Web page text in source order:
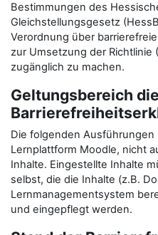
Bestimmungen des
Gleichstellungsgesetz
Verordnung über
zur Umsetzung der Richtlinie
zugänglich zu machen.
Geltungsbereich
Die folgenden
Lernplattform Moodle, nicht
Inhalte. Eingestellte Inhalte
selbst, die die Inhalte (z.B.
Lernmanagementsystem
und eingepflegt werden.